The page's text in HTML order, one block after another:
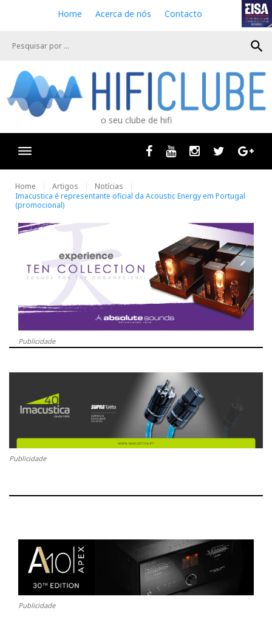
e
Home Acerca de nós Contacto
search
o seu clube de hifi
Facebook
Youtube InstagramTwitter
Home Artigos
Notícias
Imacustica é representante oficial da Acoustic Energy em Portugal
(promocional)
Publicidade
Publicidade
Publicidade